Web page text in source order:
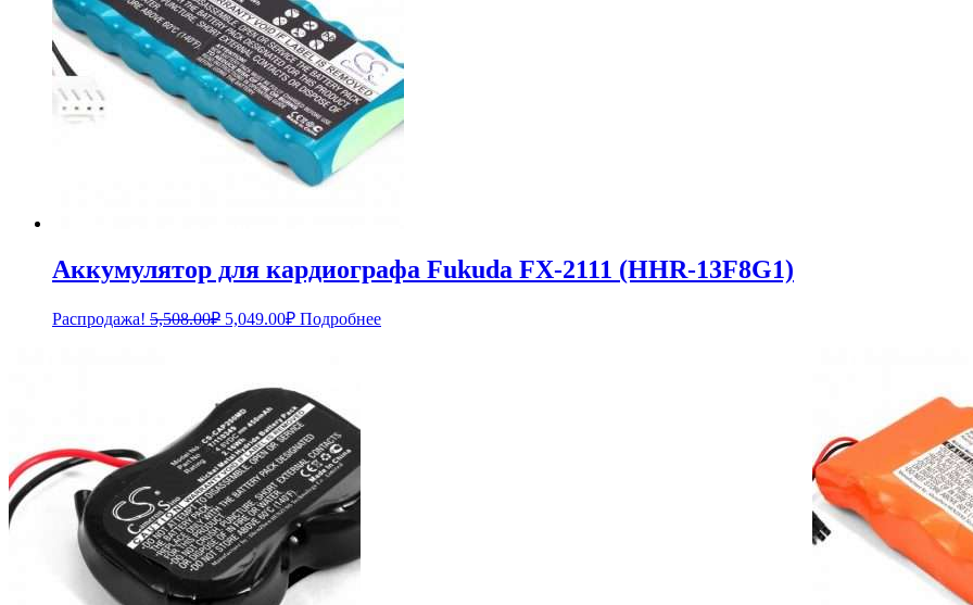
Аккумулятор для кардиографа Fukuda FX-2111 (HHR-13F8G1)
Распродажа! 5,508.00₽ Первоначальная
5,049.00₽Текущая
цена:
Подробнее